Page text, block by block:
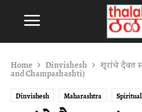
Home Dinvishesh शूरांचे दैवत
and Champashashti)
Dinvishesh Maharashtra Spiritual